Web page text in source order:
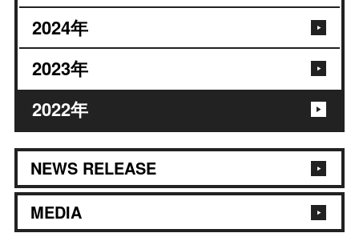
2024年
2023年
2022年
NEWS RELEASE
MEDIA